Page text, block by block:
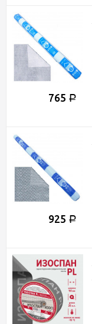
765 Р
925 Р